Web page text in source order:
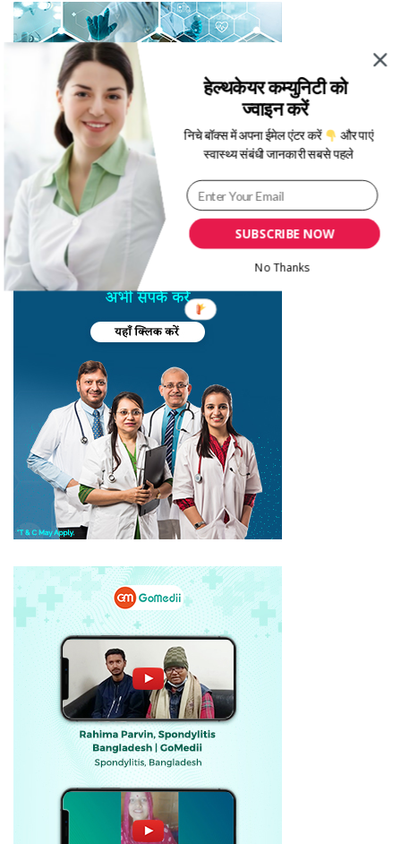
SUBSCRIBE NOW
हेल्थकेयर कम्युनिटी को
ज्वाइन करें
निचे बॉक्स में अपना ईमेल एंटर करें
और पाएं
स्वास्थ्य संबंधी जानकारी सबसे पहले
No Thanks